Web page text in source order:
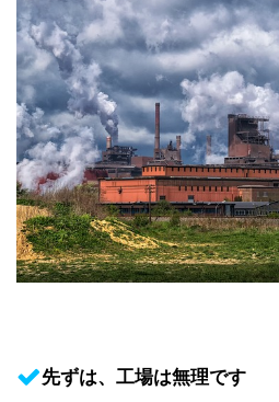
先ずは、工場は無理です